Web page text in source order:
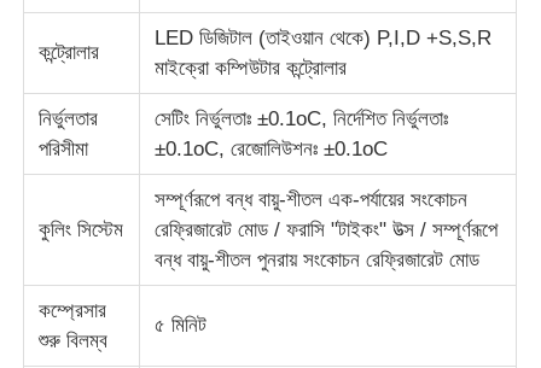
উদ্ধৃতির জন্য আবেদন
ল্যাব টেস্টিং ইকুইপমেন্ট
এনভায়রনমেন্টাল টেস্ট চেম্বার
ইউনিভার্সাল টেস্টিং মেশিন
ইমপ্যাক্ট টেস্টিং মেশিন
কন্ট্রোলার
LED ডিজিটাল (তাইওয়ান থেকে) P,I,D +S,S,R
মাইক্রো কম্পিউটার কন্ট্রোলার
নির্ভুলতার
পরিসীমা
সেটিং নির্ভুলতাঃ ±0.1oC, নির্দেশিত নির্ভুলতাঃ
±0.1oC, রেজোলিউশনঃ ±0.1oC
কুলিং সিস্টেম
সম্পূর্ণরূপে বন্ধ বায়ু-শীতল এক-পর্যায়ের সংকোচন
রেফ্রিজারেট মোড / ফরাসি "টাইকং" উত্স / সম্পূর্ণরূপে
বন্ধ বায়ু-শীতল পুনরায় সংকোচন রেফ্রিজারেট মোড
কম্প্রেসার
শুরু বিলম্ব
৫ মিনিট